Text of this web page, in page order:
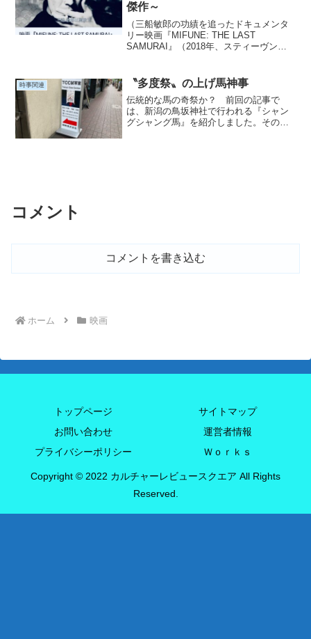
傑作～
（三船敏郎の功績を追ったドキュメンタ
リー映画『MIFUNE: THE LAST
SAMURAI』（2018年、スティーヴン・
ツ 「日本映画界の巨匠」と聞いて、す
ぐに思い...
時事関連 〝多度祭〟の上げ馬神事
伝統的な馬の奇祭か？ 前回の記事で
は、新潟の鳥坂神社で行われる『シャン
グシャング馬』を紹介しました。そのお
コメント
コメントを書き込む
ホーム 映画
トップページ
サイトマップ
お問い合わせ
運営者情報
プライバシーポリシー
Ｗｏｒｋｓ
Copyright © 2022 カルチャーレビュースクエア All Rights
Reserved.